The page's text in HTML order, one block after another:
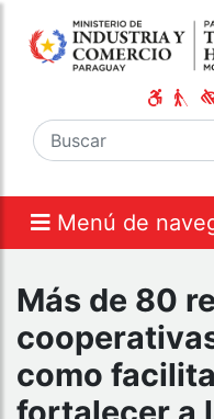
Menú de
Más de 80
como